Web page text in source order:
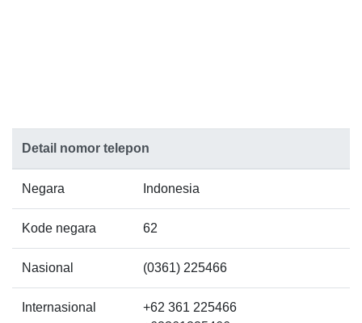
Detail nomor telepon
Negara Indonesia
Kode negara 62
Nasional (0361) 225466
Internasional
+62 361 225466